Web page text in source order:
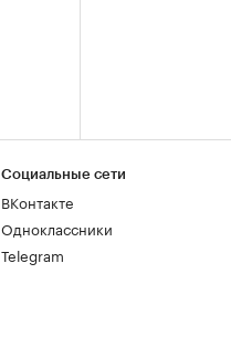
Социальные сети
ВКонтакте
Одноклассники
Telegram